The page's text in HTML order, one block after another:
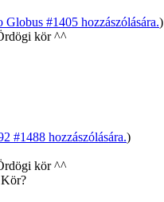
#1405 hozzászólására.)
kör ^^
#1488 hozzászólására.)
kör ^^